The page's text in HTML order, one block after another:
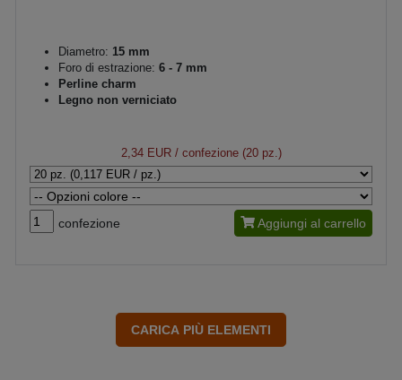
Diametro: 15 mm
Foro di estrazione: 6 - 7 mm
Perline charm
Legno non verniciato
2,34 EUR/ confezione (20 pz.)
confezione Aggiungi al carrello